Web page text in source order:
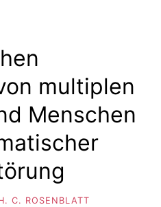
multiplen
Menschen
C. ROSENBLATT